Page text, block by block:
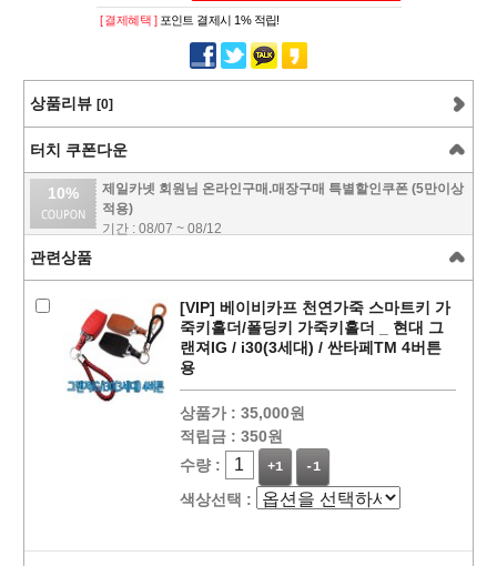
[ 결제혜택 ] 포인트 결제시 1% 적립!
상품리뷰 [0]
터치 쿠폰다운
10%
제일카넷 회원님 온라인구매.매장구매 특별할인쿠폰 (5만이상
적용)
기간 : 08/07 ~ 08/12
관련상품
[VIP] 베이비카프 천연가죽 스마트키 가
죽키홀더/폴딩키 가죽키홀더 _ 현대 그
랜져IG / i30(3세대) / 싼타페TM 4버튼
용
상품가 : 35,000원
적립금 : 350원
수량 :
+1 -1
색상선택 :